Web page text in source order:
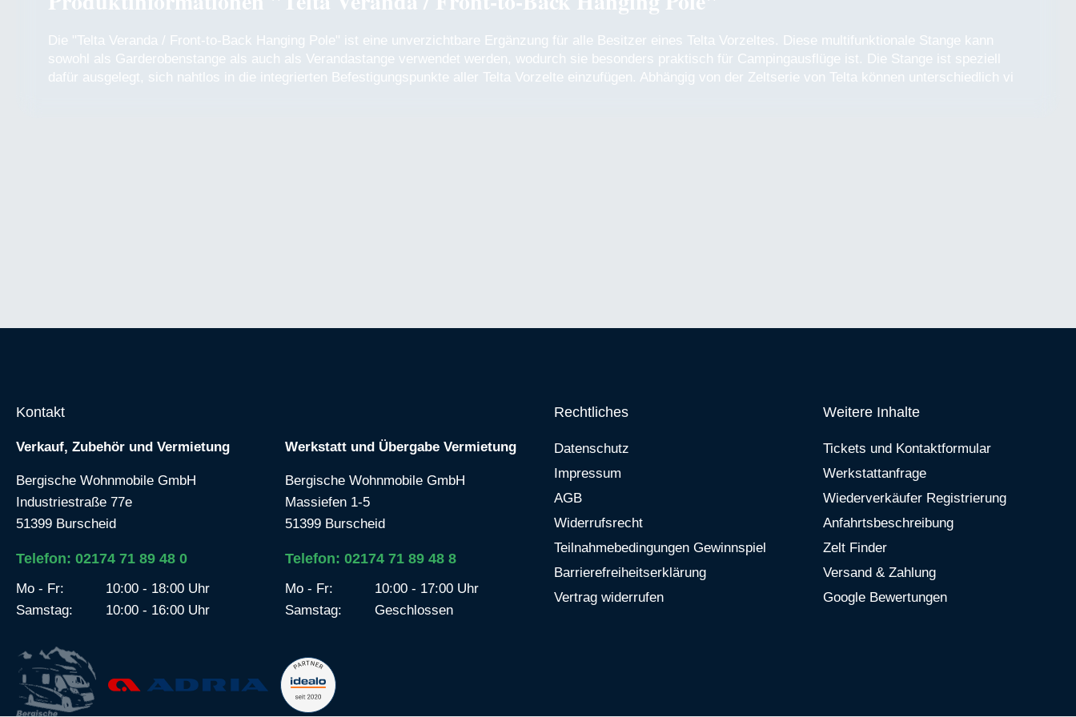
Die "Telta Veranda / Front-to-Back Hanging Pole" ist eine unverzichtbare Ergänzung für alle Besitzer eines Telta Vorzeltes. Diese multifunktionale Stange kann
sowohl als Garderobenstange als auch als Verandastange verwendet werden, wodurch sie besonders praktisch für Campingausflüge ist. Die Stange ist speziell
dafür ausgelegt, sich nahtlos in die integrierten Befestigungspunkte aller Telta Vorzelte einzufügen. Abhängig von der Zeltserie von Telta können unterschiedlich vi
Kontakt
Verkauf, Zubehör und Vermietung
Bergische Wohnmobile GmbH
Industriestraße 77e
51399 Burscheid
Telefon: 02174 71 89 48 0
Mo - Fr:
10:00 - 18:00 Uhr
Samstag:
10:00 - 16:00 Uhr
Werkstatt und Übergabe Vermietung
Bergische Wohnmobile GmbH
Massiefen 1-5
51399 Burscheid
Telefon: 02174 71 89 48 8
Mo - Fr:
10:00 - 17:00 Uhr
Samstag:
Geschlossen
Rechtliches
Datenschutz
Impressum
AGB
Widerrufsrecht
Teilnahmebedingungen Gewinnspiel
Barrierefreiheitserklärung
Vertrag widerrufen
Weitere Inhalte
Tickets und Kontaktformular
Werkstattanfrage
Wiederverkäufer Registrierung
Anfahrtsbeschreibung
Zelt Finder
Versand & Zahlung
Google Bewertungen